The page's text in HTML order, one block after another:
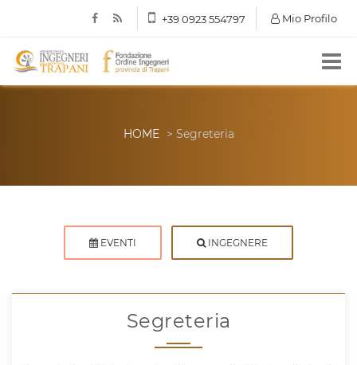
+39 0923 554797 Mio Profilo
HOME > Segreteria
EVENTI INGEGNERE
Segreteria